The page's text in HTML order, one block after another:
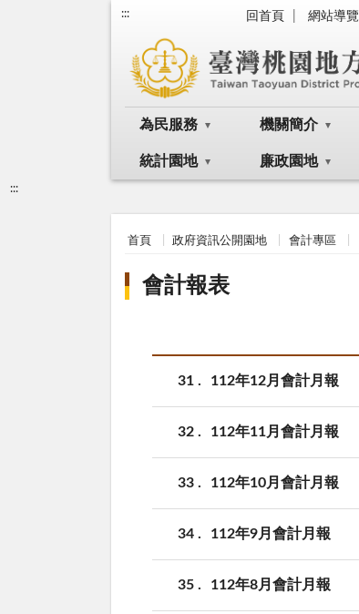
::: 回首頁 網站導覽
為民服務 機關簡介
統計園地 廉政園地
:::
首頁 政府資訊公開園地 會計專區
會計報表
31 112年12月會計月報
32 112年11月會計月報
33 112年10月會計月報
34 112年9月會計月報
35 112年8月會計月報